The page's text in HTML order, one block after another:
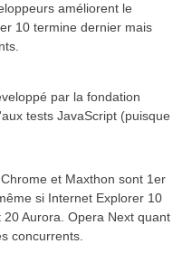
améliorent le
10 termine dernier mais
par la fondation
tests JavaScript (puisque
et Maxthon sont 1er
si Internet Explorer 10
Aurora. Opera Next quant
concurrents.